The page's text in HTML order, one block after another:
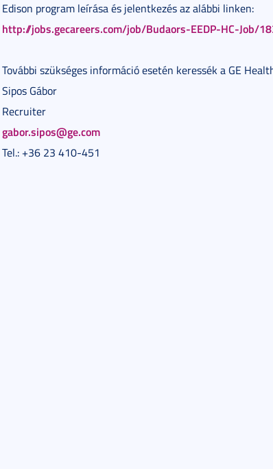
Edison program leírása és jelentkezés az alábbi linken:
http://jobs.gecareers.com/job/Budaors-EEDP-HC-Job/
További szükséges információ esetén keressék a GE
Sipos Gábor
Recruiter
gabor.sipos@ge.com
Tel.: +36 23 410-451